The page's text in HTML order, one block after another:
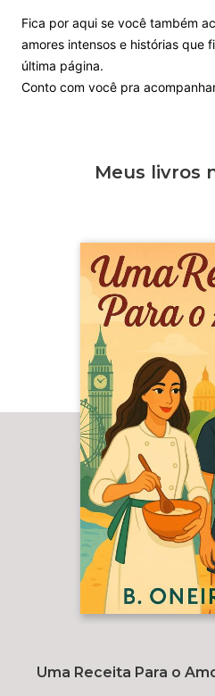
Fica por aqui se você também
amores intensos e histórias que
última página.
Conto com você pra
Meus livros
Uma Receita Para o